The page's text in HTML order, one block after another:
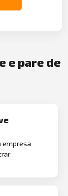
e pare de
empresa